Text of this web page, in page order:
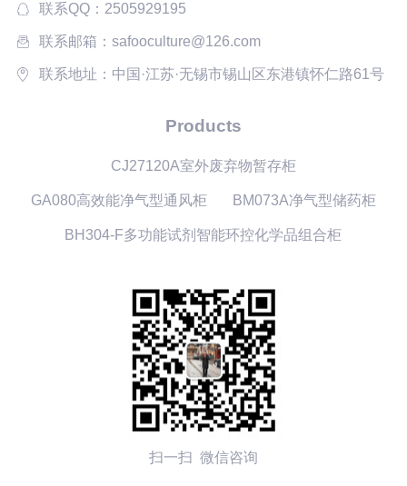
联系QQ：2505929195
联系邮箱：safooculture@126.com
联系地址：中国·江苏·无锡市锡山区东港镇怀仁路61号
Products
CJ27120A室外废弃物暂存柜
GA080高效能净气型通风柜 BM073A净气型储药柜
BH304-F多功能试剂智能环控化学品组合柜
扫一扫 微信咨询